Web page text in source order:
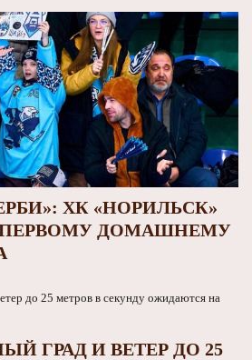
ХК «НОРИЛЬСК»
ПЕРВОМУ ДОМАШНЕМУ
ГРАД И ВЕТЕР ДО 25